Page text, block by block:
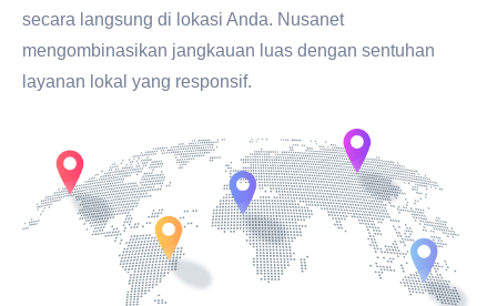
secara langsung di lokasi Anda. Nusanet
mengombinasikan jangkauan luas dengan sentuhan
layanan lokal yang responsif.